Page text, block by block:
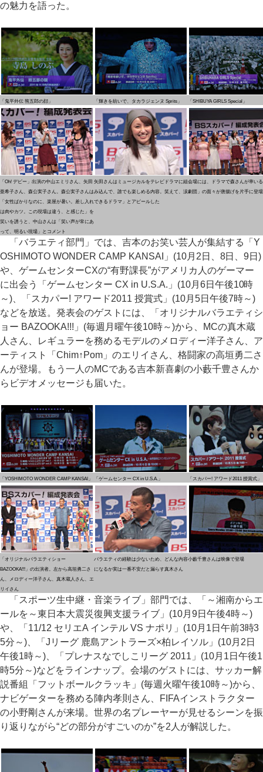
の魅力を語った。
「鬼平外伝 熊五郎の顔」 「輝きを紡いで、タカラジェンヌ Sprits」 「SHIBUYA GIRLS Special」
「Oh! デビー」出演の中山エミリさん、矢田
亜希子さん、森公実子さん。森公実子さんは
「女性ばかりなのに、楽屋が暑い。差し入れ
は肉やカツ。この現場は違う、と感じた」を
笑いを誘うと、中山さんは「笑い声が常にあ
って、明るい現場」とコメント
矢田さんはミュージカルをテレビドラマに組
み込んで、誰でも楽しめる内容。笑えて、涙
できるドラマ」とアピールした
会場には、ドラマで森さんが率い
劇団」の面々が唐揚げを片手に登場
「バラエティ部門」では、吉本のお笑い芸人が集結する「Y
OSHIMOTO WONDER CAMP KANSAI」(10月2日、8日、9日)
や、ゲームセンターCXの“有野課長”がアメリカ人のゲーマー
に出会う「ゲームセンター CX in U.S.A.」(10月6日午後10時
～)、「スカパー! アワード2011 授賞式」(10月5日午後7時～)
などを放送。発表会のゲストには、「オリジナルバラエティシ
ョー BAZOOKA!!!」(毎週月曜午後10時～)から、MCの真木蔵
人さん、レギュラーを務めるモデルのメロディー洋子さん、ア
ーティスト「Chim↑Pom」のエリイさん、格闘家の高垣勇二さ
んが登場。もう一人のMCである吉本新喜劇の小藪千豊さんか
らビデオメッセージも届いた。
「YOSHIMOTO WONDER CAMP KANSAI」 「ゲームセンター CX in U.S.A.」 「スカパー! アワード2011 授賞式」
「オリジナルバラエティショー
BAZOOKA!!!」の出演者。左から高垣勇二さ
ん、メロディー洋子さん、真木蔵人さん、エ
リイさん
バラエティの経験は少ないため、どんな内容
になるか実は一番不安だと漏らす真木さん
小藪千豊さんは映像で登場
「スポーツ生中継・音楽ライブ」部門では、「～湘南からエ
ールを～東日本大震災復興支援ライブ」(10月9日午後4時～)
や、「11/12 セリエA インテル VS ナポリ」(10月1日午前3時3
5分～)、「Jリーグ 鹿島アントラーズ×柏レイソル」(10月2日
午後1時～)、「プレナスなでしこリーグ 2011」(10月1日午後1
時5分～)などをラインナップ。会場のゲストには、サッカー解
説番組「フットボールクラッキ」(毎週火曜午後10時～)から、
ナビゲーターを務める陣内孝則さん、FIFAインストラクター
の小野剛さんが来場。世界の名プレーヤーが見せるシーンを振
り返りながら“どの部分がすごいのか”を2人が解説した。